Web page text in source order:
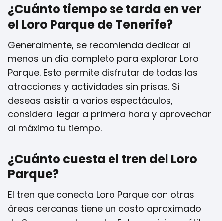
¿Cuánto tiempo se tarda en ver
el Loro Parque de Tenerife?
Generalmente, se recomienda dedicar al
menos un día completo para explorar Loro
Parque. Esto permite disfrutar de todas las
atracciones y actividades sin prisas. Si
deseas asistir a varios espectáculos,
considera llegar a primera hora y aprovechar
al máximo tu tiempo.
¿Cuánto cuesta el tren del Loro
Parque?
El tren que conecta Loro Parque con otras
áreas cercanas tiene un costo aproximado